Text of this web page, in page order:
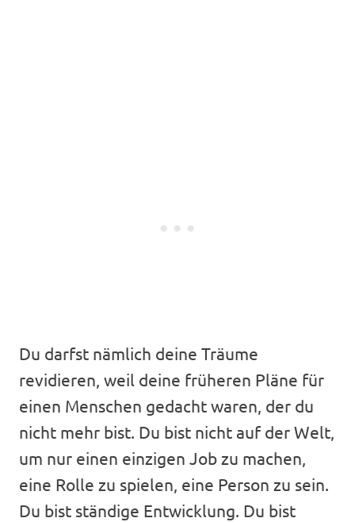
Du darfst nämlich deine Träume
revidieren, weil deine früheren Pläne für
einen Menschen gedacht waren, der du
nicht mehr bist. Du bist nicht auf der Welt,
um nur einen einzigen Job zu machen,
eine Rolle zu spielen, eine Person zu sein.
Du bist ständige Entwicklung. Du bist